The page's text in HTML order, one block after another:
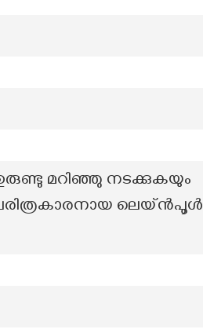
മറിഞ്ഞു നടക്കുകയും
ലെയ്‌ൻപൂൾ